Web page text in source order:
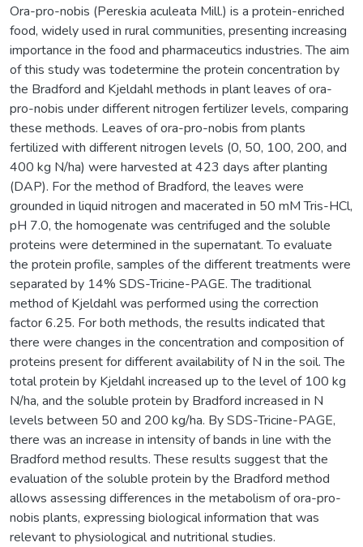
Ora-pro-nobis (Pereskia aculeata Mill.) is a protein-enriched
food, widely used in rural communities, presenting increasing
importance in the food and pharmaceutics industries. The aim
of this study was todetermine the protein concentration by
the Bradford and Kjeldahl methods in plant leaves of ora-
pro-nobis under different nitrogen fertilizer levels, comparing
these methods. Leaves of ora-pro-nobis from plants
fertilized with different nitrogen levels (0, 50, 100, 200, and
400 kg N/ha) were harvested at 423 days after planting
(DAP). For the method of Bradford, the leaves were
grounded in liquid nitrogen and macerated in 50 mM Tris-HCl,
pH 7.0, the homogenate was centrifuged and the soluble
proteins were determined in the supernatant. To evaluate
the protein profile, samples of the different treatments were
separated by 14% SDS-Tricine-PAGE. The traditional
method of Kjeldahl was performed using the correction
factor 6.25. For both methods, the results indicated that
there were changes in the concentration and composition of
proteins present for different availability of N in the soil. The
total protein by Kjeldahl increased up to the level of 100 kg
N/ha, and the soluble protein by Bradford increased in N
levels between 50 and 200 kg/ha. By SDS-Tricine-PAGE,
there was an increase in intensity of bands in line with the
Bradford method results. These results suggest that the
evaluation of the soluble protein by the Bradford method
allows assessing differences in the metabolism of ora-pro-
nobis plants, expressing biological information that was
relevant to physiological and nutritional studies.